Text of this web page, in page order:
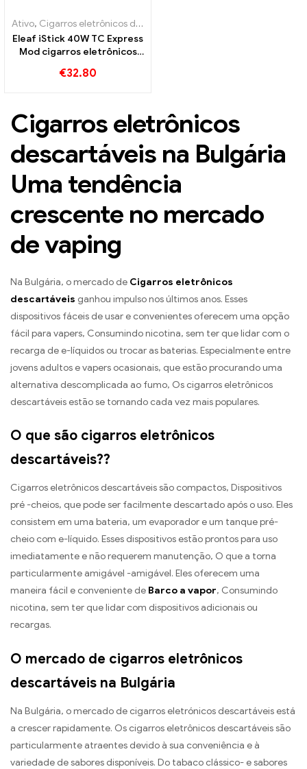
Ativo, Cigarros eletrônicos descartáveis ​​Bélgica
Eleaf iStick 40W TC Express
Mod cigarros eletrônicos
€32.80
Cigarros eletrônicos
descartáveis ​​na Bulgária
Uma tendência
crescente no mercado
de vaping
Na Bulgária, o mercado de Cigarros eletrônicos
descartáveis ganhou impulso nos últimos anos. Esses
dispositivos fáceis de usar e convenientes oferecem uma opção
fácil para vapers, Consumindo nicotina, sem ter que lidar com o
recarga de e-líquidos ou trocar as baterias. Especialmente entre
jovens adultos e vapers ocasionais, que estão procurando uma
alternativa descomplicada ao fumo, Os cigarros eletrônicos
descartáveis ​​estão se tornando cada vez mais populares.
O que são cigarros eletrônicos
descartáveis??
Cigarros eletrônicos descartáveis ​​são compactos, Dispositivos
pré -cheios, que pode ser facilmente descartado após o uso. Eles
consistem em uma bateria, um evaporador e um tanque pré-
cheio com e-líquido. Esses dispositivos estão prontos para uso
imediatamente e não requerem manutenção, O que a torna
particularmente amigável -amigável. Eles oferecem uma
maneira fácil e conveniente de Barco a vapor, Consumindo
nicotina, sem ter que lidar com dispositivos adicionais ou
recargas.
O mercado de cigarros eletrônicos
descartáveis ​​na Bulgária
Na Bulgária, o mercado de cigarros eletrónicos descartáveis ​​está
a crescer rapidamente. Os cigarros eletrônicos descartáveis ​​são
particularmente atraentes devido à sua conveniência e à
variedade de sabores disponíveis. Do tabaco clássico- e sabores